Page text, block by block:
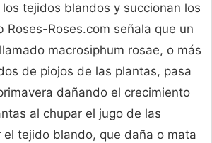
tejidos blandos y succionan los
Roses-Roses.com señala que un
macrosiphum rosae, o más
de piojos de las plantas, pasa
dañando el crecimiento
al chupar el jugo de las
tejido blando, que daña o mata